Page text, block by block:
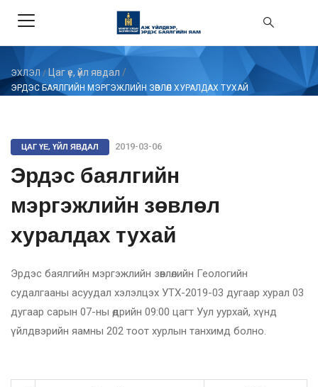
ЭХЛЭЛ / Цаг үе, үйл явдал /
ЭРДЭС БАЯЛГИЙН МЭРГЭЖЛИЙН ЗӨВЛӨЛ ХУРАЛДАХ ТУХАЙ
ЦАГ ҮЕ, ҮЙЛ ЯВДАЛ 2019-03-06
Эрдэс баялгийн
мэргэжлийн зөвлөл
хуралдах тухай
Эрдэс баялгийн мэргэжлийн зөвлөлийн Геологийн
судалгааны асуудал хэлэлцэх УТХ-2019-03 дугаар хурал 03
дугаар сарын 07-ны өдрийн 09:00 цагт Уул уурхай, хүнд
үйлдвэрийн яамны 202 тоот хурлын танхимд болно.